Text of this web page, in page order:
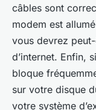
câbles sont
modem est
vous devrez
d’internet. Enfin,
bloque
sur votre disque
votre système